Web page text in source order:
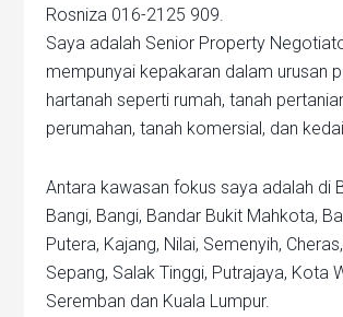
Rosniza 016-2125 909.
Saya adalah Senior Property
mempunyai kepakaran dalam urusan
hartanah seperti rumah, tanah
perumahan, tanah komersial, dan
Antara kawasan fokus saya adalah di
Bangi, Bangi, Bandar Bukit Mahkota,
Putera, Kajang, Nilai, Semenyih,
Sepang, Salak Tinggi, Putrajaya, Kota
Seremban dan Kuala Lumpur.